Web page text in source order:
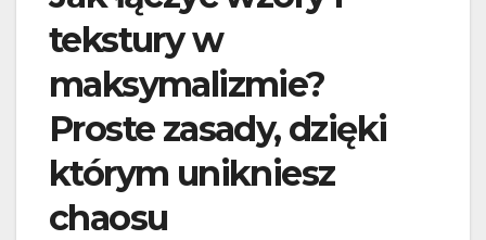
tekstury w
maksymalizmie?
Proste zasady, dzięki
którym unikniesz
chaosu